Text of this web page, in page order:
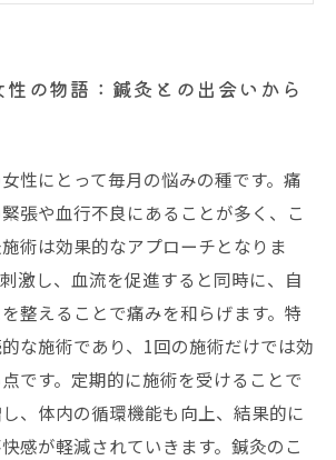
とさよならするために続けるべき
る鍼灸の施術
で快適な毎月を目指す
の物語：鍼灸との出会いから
性にとって毎月の悩みの種です。痛
張や血行不良にあることが多く、こ
術は効果的なアプローチとなりま
激し、血流を促進すると同時に、自
整えることで痛みを和らげます。特
な施術であり、1回の施術だけでは効
です。定期的に施術を受けることで
、体内の循環機能も向上、結果的に
感が軽減されていきます。鍼灸のこ